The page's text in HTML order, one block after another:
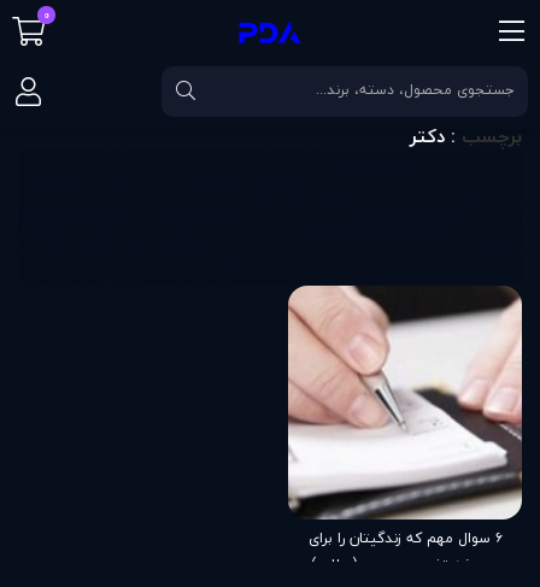
صفحه اصلی برچسب دکتر
برچسب : دکتر
۶ سوال مهم که زندگيتان را برای
هميشه تغيير می‌دهد (مطلب)
0